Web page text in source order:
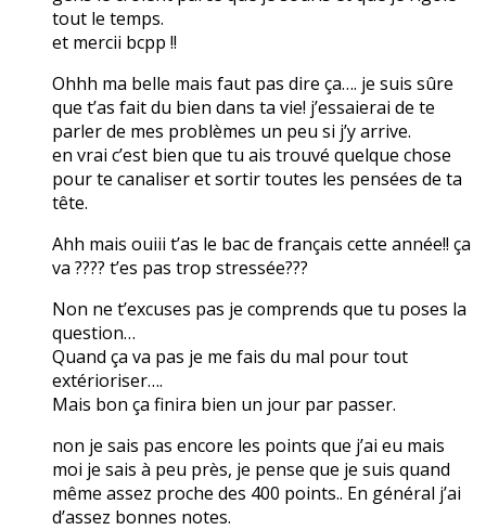
tout le temps.
et mercii bcpp !!
Ohhh ma belle mais faut pas dire ça…. je suis sûre
que t’as fait du bien dans ta vie! j’essaierai de te
parler de mes problèmes un peu si j’y arrive.
en vrai c’est bien que tu ais trouvé quelque chose
pour te canaliser et sortir toutes les pensées de ta
tête.
Ahh mais ouiii t’as le bac de français cette année!! ça
va ???? t’es pas trop stressée???
Non ne t’excuses pas je comprends que tu poses la
question…
Quand ça va pas je me fais du mal pour tout
extérioriser….
Mais bon ça finira bien un jour par passer.
non je sais pas encore les points que j’ai eu mais
moi je sais à peu près, je pense que je suis quand
même assez proche des 400 points.. En général j’ai
d’assez bonnes notes.